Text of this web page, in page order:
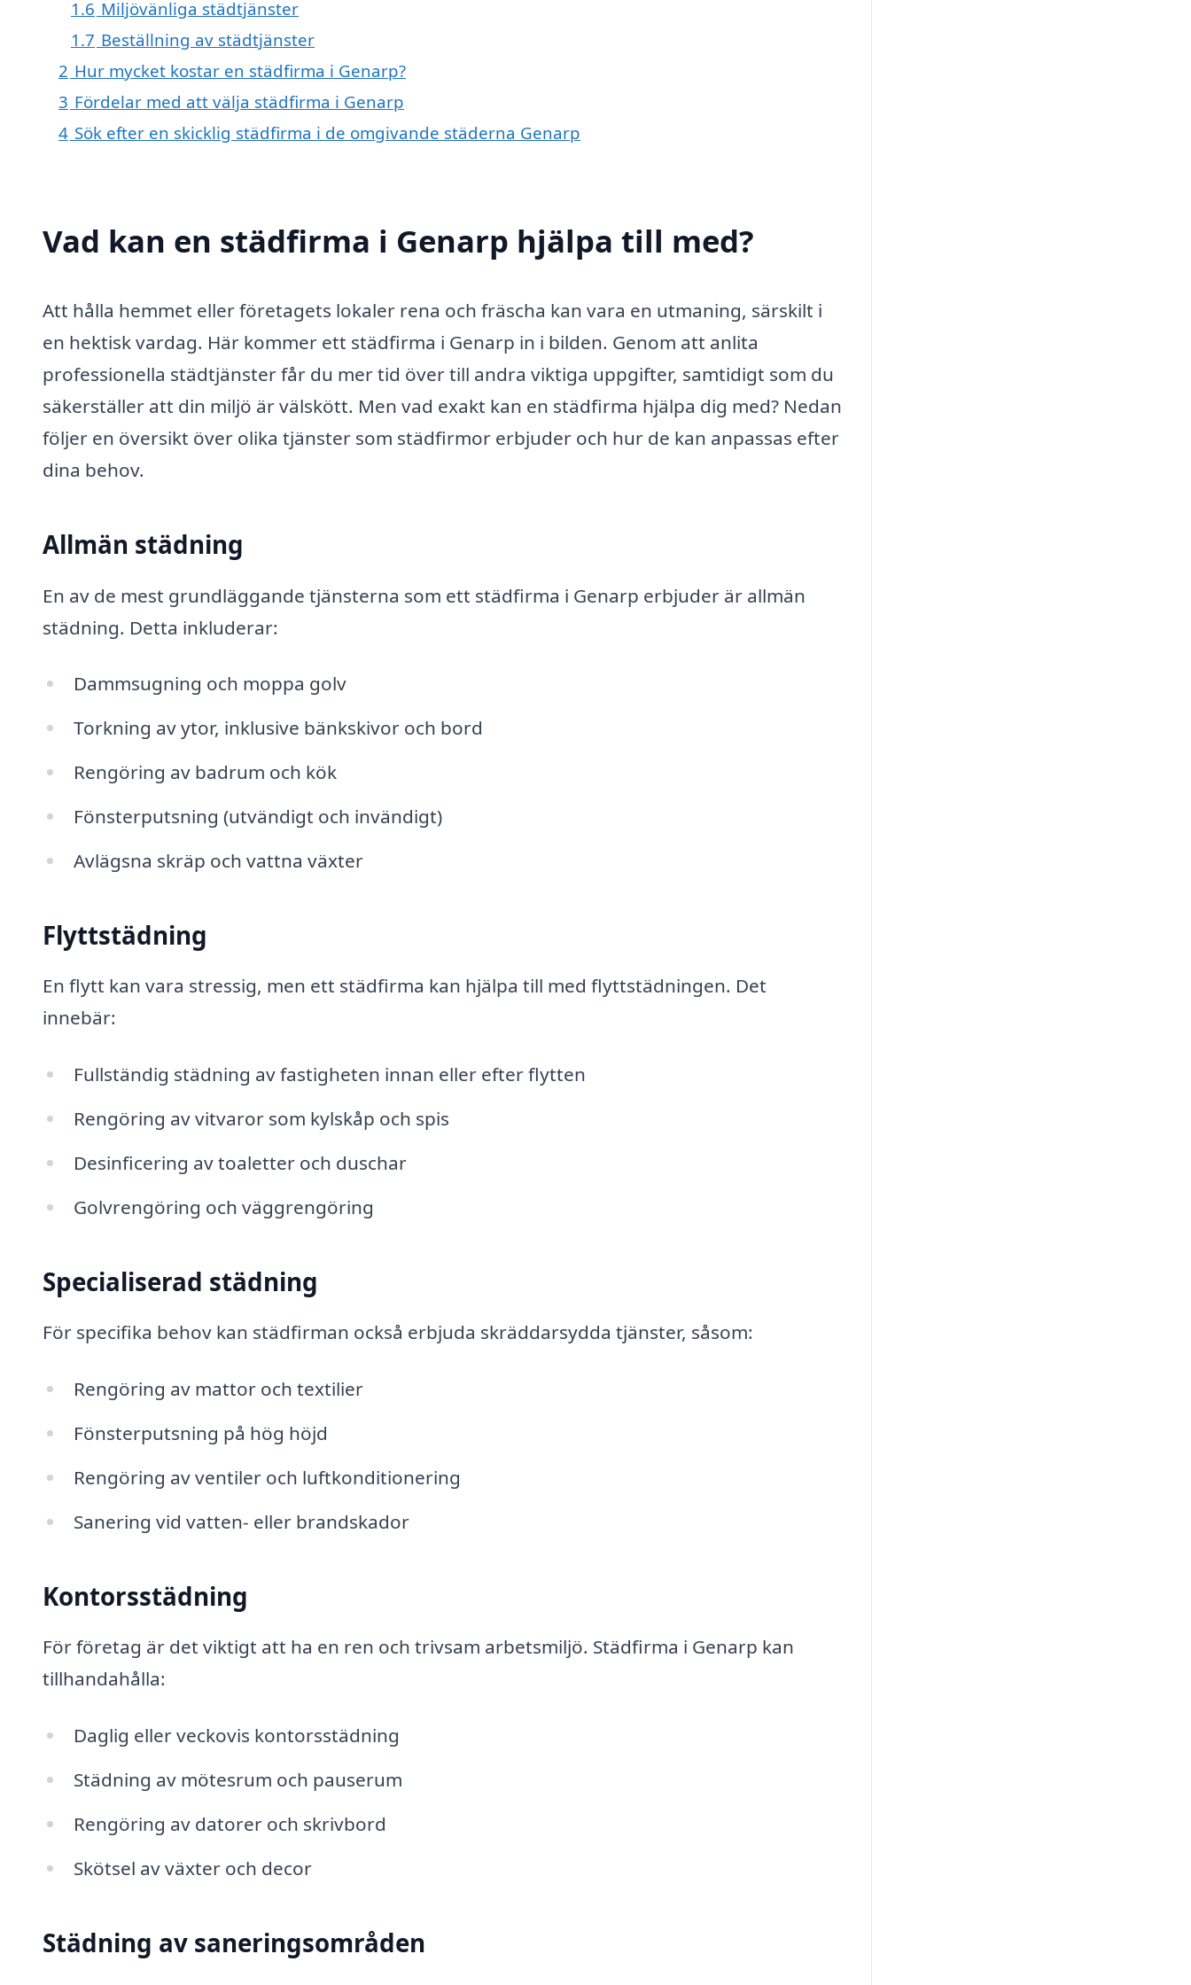
1.6 Miljövänliga städtjänster
1.7 Beställning av städtjänster
2 Hur mycket kostar en städfirma i Genarp?
3 Fördelar med att välja städfirma i Genarp
4 Sök efter en skicklig städfirma i de omgivande städerna Genarp
Vad kan en städfirma i Genarp hjälpa till med?
Att hålla hemmet eller företagets lokaler rena och fräscha kan vara en utmaning, särskilt i
en hektisk vardag. Här kommer ett städfirma i Genarp in i bilden. Genom att anlita
professionella städtjänster får du mer tid över till andra viktiga uppgifter, samtidigt som du
säkerställer att din miljö är välskött. Men vad exakt kan en städfirma hjälpa dig med? Nedan
följer en översikt över olika tjänster som städfirmor erbjuder och hur de kan anpassas efter
dina behov.
Allmän städning
En av de mest grundläggande tjänsterna som ett städfirma i Genarp erbjuder är allmän
städning. Detta inkluderar:
Dammsugning och moppa golv
Torkning av ytor, inklusive bänkskivor och bord
Rengöring av badrum och kök
Fönsterputsning (utvändigt och invändigt)
Avlägsna skräp och vattna växter
Flyttstädning
En flytt kan vara stressig, men ett städfirma kan hjälpa till med flyttstädningen. Det
innebär:
Fullständig städning av fastigheten innan eller efter flytten
Rengöring av vitvaror som kylskåp och spis
Desinficering av toaletter och duschar
Golvrengöring och väggrengöring
Specialiserad städning
För specifika behov kan städfirman också erbjuda skräddarsydda tjänster, såsom:
Rengöring av mattor och textilier
Fönsterputsning på hög höjd
Rengöring av ventiler och luftkonditionering
Sanering vid vatten- eller brandskador
Kontorsstädning
För företag är det viktigt att ha en ren och trivsam arbetsmiljö. Städfirma i Genarp kan
tillhandahålla:
Daglig eller veckovis kontorsstädning
Städning av mötesrum och pauserum
Rengöring av datorer och skrivbord
Skötsel av växter och decor
Städning av saneringsområden